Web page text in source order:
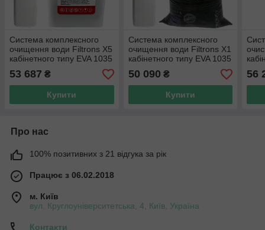
Система комплексного
очищення води Filtrons X5
кабінетного типу EVA 1035
(Clack CK)
53 687 ₴
Купити
Система комплексного
очищення води Filtrons X1
кабінетного типу EVA 1035
(Clack CK)
50 090 ₴
Купити
56
Про нас
100% позитивних з 21 відгука за рік
Працює з 06.02.2018
м. Київ
вул. Круглоуніверситетська, 4, Київ, Україна
Контакти